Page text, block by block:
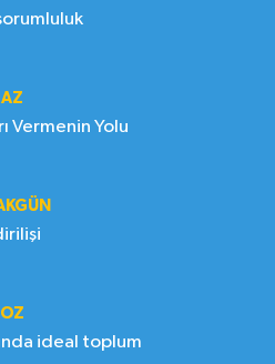
ve sorumluluk
Vermenin Yolu
ideal toplum